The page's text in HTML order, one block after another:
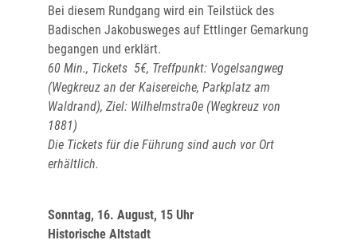
Bei diesem Rundgang wird ein Teilstück des
Badischen Jakobusweges auf Ettlinger Gemarkung
begangen und erklärt.
60 Min., Tickets 5€, Treffpunkt: Vogelsangweg
(Wegkreuz an der Kaisereiche, Parkplatz am
Waldrand), Ziel: Wilhelmstra0e (Wegkreuz von
1881)
Die Tickets für die Führung sind auch vor Ort
erhältlich.
Sonntag, 16. August, 15 Uhr
Historische Altstadt